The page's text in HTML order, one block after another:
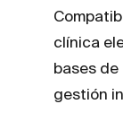
clínica
bases
gestión